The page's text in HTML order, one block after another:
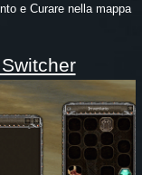
e Curare nella mappa